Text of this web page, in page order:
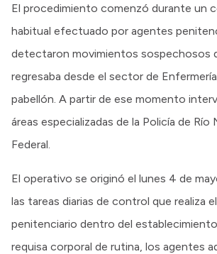
El procedimiento comenzó durante un
habitual efectuado por agentes
detectaron movimientos sospechosos
regresaba desde el sector de
pabellón. A partir de ese momento
áreas especializadas de la Policía de Río
Federal.
El operativo se originó el lunes 4 de
las tareas diarias de control que realiza
penitenciario dentro del
requisa corporal de rutina, los agentes